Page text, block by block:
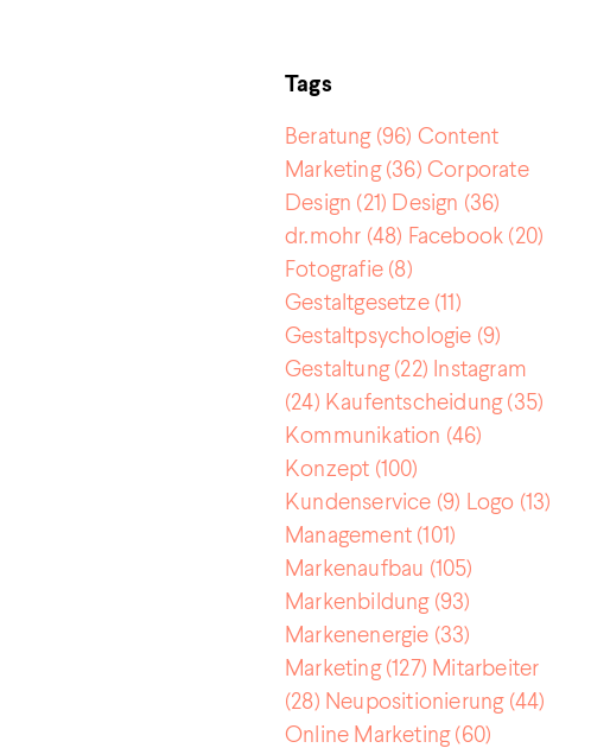
Tags
Beratung(96) Content
Marketing(36) Corporate
Design (21) Design (36)
dr.mohr (48) Facebook (20)
Fotografie (8)
Gestaltgesetze(11)
Gestaltpsychologie (9)
Gestaltung(22) Instagram
(24) Kaufentscheidung(35)
Kommunikation (46)
Konzept (100)
Kundenservice (9) Logo (13)
Management (101)
Markenaufbau (105)
Markenbildung(93)
Markenenergie (33)
Marketing(127) Mitarbeiter
(28) Neupositionierung(44)
Online Marketing(60)